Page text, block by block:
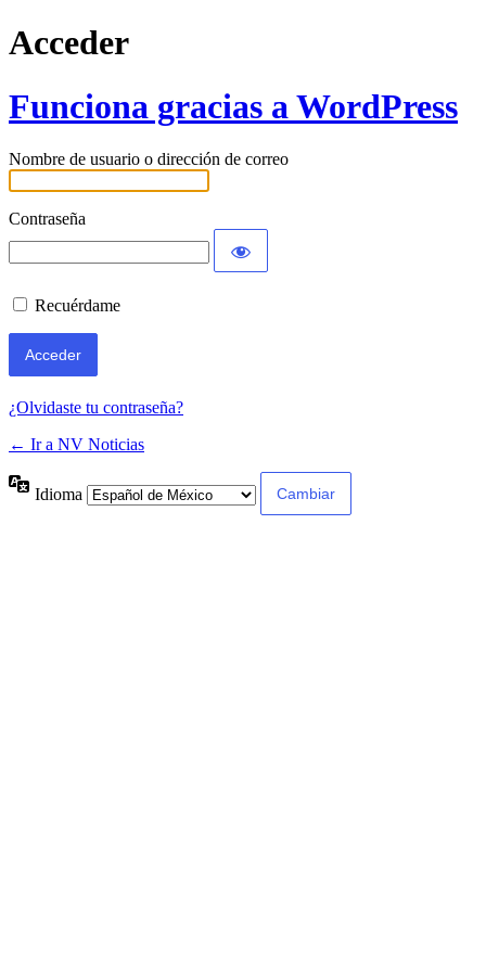
Acceder
Funciona gracias a WordPress
Nombre de usuario o dirección de correo
Contraseña
Recuérdame
¿Olvidaste tu contraseña?
← Ir a NV Noticias
Idioma